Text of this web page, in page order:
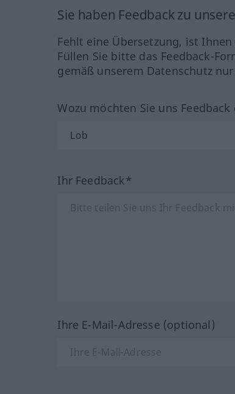
Sie haben Feedback zu
Fehlt eine Übersetzung, ist
Füllen Sie bitte das Feedback-
gemäß unserem Datenschutz
Wozu möchten Sie uns
Ihr Feedback*
Ihre E-Mail-Adresse (optional)